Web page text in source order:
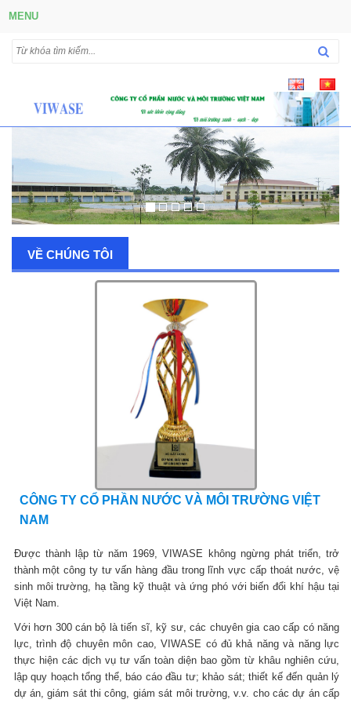
MENU
VỀ CHÚNG TÔI
CÔNG TY CỔ PHẦN NƯỚC VÀ MÔI TRƯỜNG VIỆT
NAM
Được thành lập từ năm 1969, VIWASE không ngừng phát triển, trở
thành một công ty tư vấn hàng đầu trong lĩnh vực cấp thoát nước, vệ
sinh môi trường, hạ tầng kỹ thuật và ứng phó với biến đổi khí hậu tại
Việt Nam.
Với hơn 300 cán bộ là tiến sĩ, kỹ sư, các chuyên gia cao cấp có năng
lực, trình độ chuyên môn cao, VIWASE có đủ khả năng và năng lực
thực hiện các dịch vụ tư vấn toàn diện bao gồm từ khâu nghiên cứu,
lập quy hoạch tổng thể, báo cáo đầu tư; khảo sát; thiết kế đến quản lý
dự án, giám sát thi công, giám sát môi trường, v.v. cho các dự án cấp